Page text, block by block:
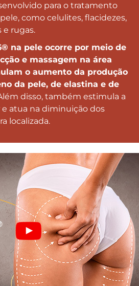
para o tratamento
como celulites, flacidezes,
e rugas.
na pele ocorre por meio de
e massagem na área
o aumento da produção
da pele, de elastina e de
disso, também estimula a
atua na diminuição dos
localizada.